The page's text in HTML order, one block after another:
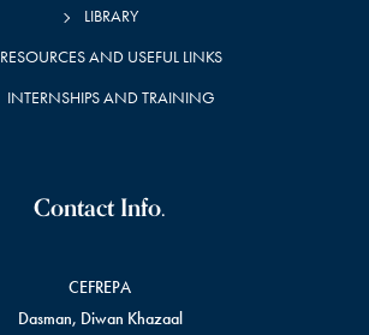
LIBRARY
RESOURCES AND USEFUL LINKS
INTERNSHIPS AND TRAINING
Contact Info.
CEFREPA
Dasman, Diwan Khazaal